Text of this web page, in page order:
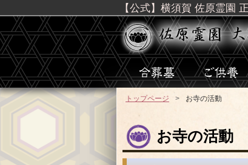
【公式】横須賀 佐原霊園
トップページ お寺の活動
お寺の活動